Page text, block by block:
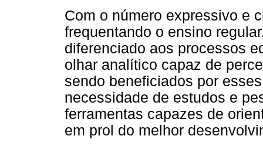
Com o número expressivo e
frequentando o ensino
diferenciado aos processos
olhar analítico capaz de
sendo beneficiados por
necessidade de estudos e
ferramentas capazes de
em prol do melhor